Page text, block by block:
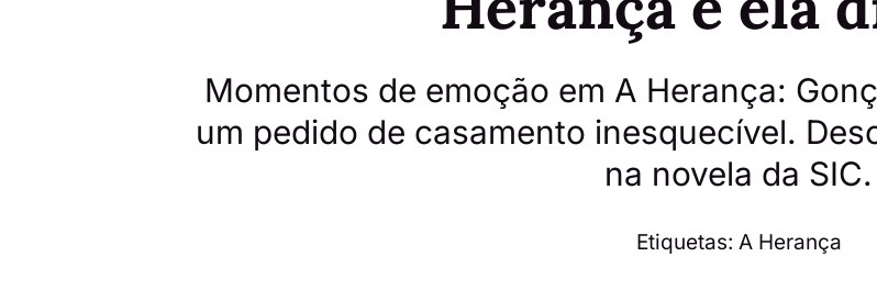
Momentos de emoção em A Herança:
um pedido de casamento inesquecível.
na novela da SIC.
Etiquetas: A Herança